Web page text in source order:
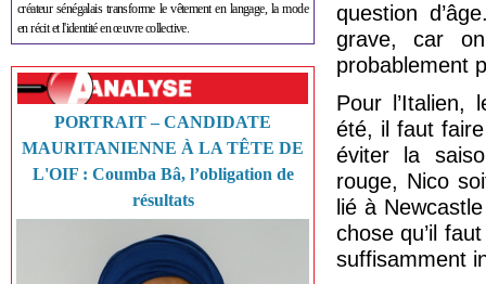
créateur sénégalais transforme le vêtement en langage, la mode
en récit et l'identité en œuvre collective.
PORTRAIT – CANDIDATE
MAURITANIENNE À LA TÊTE DE
L'OIF : Coumba Bâ, l’obligation de
résultats
question
grave, car
probablement
Pour l’Italien,
été, il faut
éviter la
rouge, Nico
lié à
chose qu’il
suffisamment